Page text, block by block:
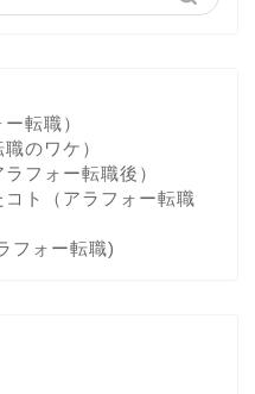
転職）
のワケ）
フォー転職後）
ト（アラフォー転職
フォー転職)